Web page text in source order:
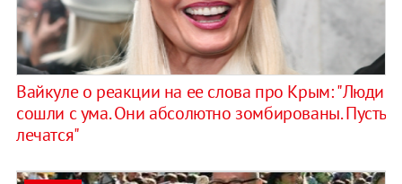
Вайкуле о реакции на ее слова про Крым: "Люди
сошли с ума. Они абсолютно зомбированы. Пусть
лечатся"